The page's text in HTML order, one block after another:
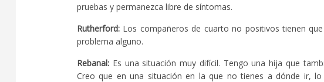
pruebas y permanezca libre de síntomas.
Rutherford: Los compañeros de cuarto no positivos tienen
problema alguno.
Rebanal: Es una situación muy difícil. Tengo una hija que
Creo que en una situación en la que no tienes a dónde ir,